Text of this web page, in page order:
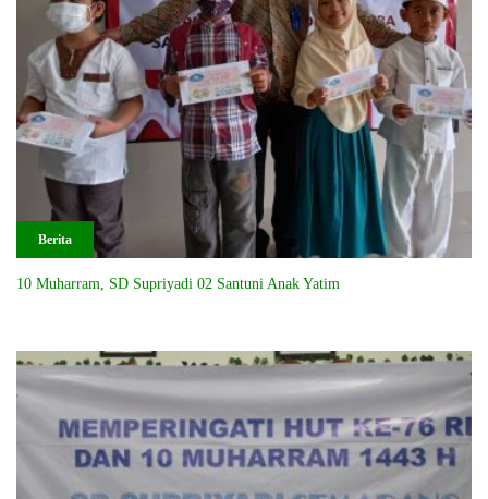
Berita
10 Muharram, SD Supriyadi 02 Santuni Anak Yatim